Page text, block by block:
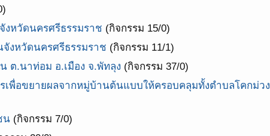
งหวัดนครศรีธรรมราช (กิจกรรม 15/0)
งหวัดนครศรีธรรมราช (กิจกรรม 11/1)
ต.นาท่อม อ.เมือง จ.พัทลุง (กิจกรรม 37/0)
พื่อขยายผลจากหมู่บ้านต้นแบบให้ครอบคลุมทั้งตำบลโคกม่วง
น (กิจกรรม 7/0)